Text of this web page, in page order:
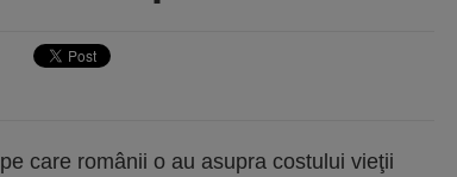
care românii o au asupra costului vieţii